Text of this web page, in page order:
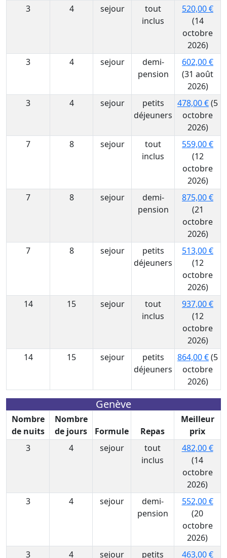
3
4 sejour
tout
inclus
520,00 €
(14
octobre
2026)
3
4 sejour
demi-
pension
602,00 €
(31 août
2026)
3
4 sejour
petits
déjeuners
478,00 €(5
octobre
2026)
7
8 sejour
tout
inclus
559,00 €
(12
octobre
2026)
7
8 sejour
demi-
pension
875,00 €
(21
octobre
2026)
7
8 sejour
petits
déjeuners
513,00 €
(12
octobre
2026)
14
15 sejour
tout
inclus
937,00 €
(12
octobre
2026)
14
15 sejour
petits
déjeuners
864,00 €(5
octobre
2026)
Genève
Nombre
de nuits
Nombre
de jours
Formule Repas
Meilleur
prix
3
4 sejour
tout
inclus
482,00 €
(14
octobre
2026)
3
4 sejour
demi-
pension
552,00 €
(20
octobre
2026)
3
4 sejour petits 463,00 €